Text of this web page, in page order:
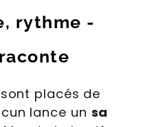
rythme -
sont placés de
lance un sa